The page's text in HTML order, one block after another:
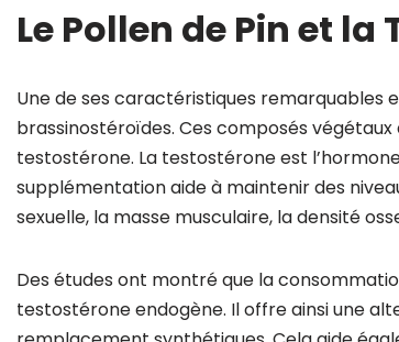
Le Pollen de Pin et
Une de ses caractéristiques remarquables
brassinostéroïdes. Ces composés
testostérone. La testostérone est
supplémentation aide à maintenir des
sexuelle, la masse musculaire, la densité
Des études ont montré que la
testostérone endogène. Il offre ainsi une